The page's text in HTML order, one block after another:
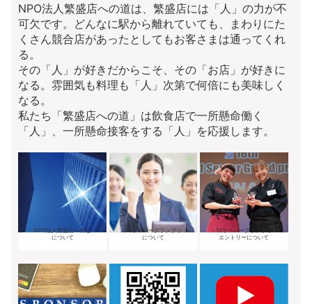
NPO法人繁盛店への道は、繁盛店には「人」の力が不
可欠です。どんなに駅から離れていても、まわりにた
くさん競合店があったとしてもお客さまは通ってくれ
る。
その「人」が好きだからこそ、その「お店」が好きに
なる。雰囲気も料理も「人」次第で何倍にも美味しく
なる。
私たち「繁盛店への道」は飲食店で一所懸命働く
「人」、一所懸命接客をする「人」を応援します。
NPO法人繁盛店への道
について
S1サーバーグランプリ
について
S1サーバーグランプリ
エントリーについて